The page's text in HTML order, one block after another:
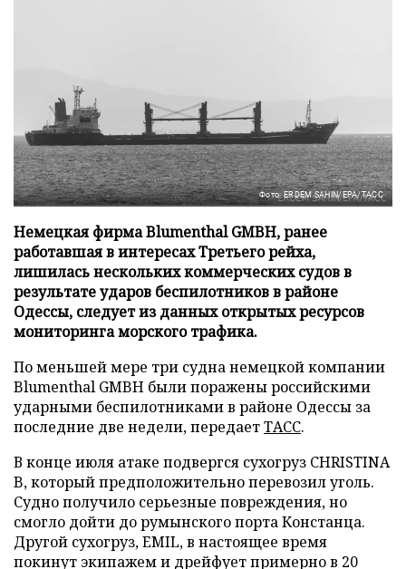
Фото: ERDEM SAHIN/EPA/ТАСС
Немецкая фирма Blumenthal GMBH, ранее
работавшая в интересах Третьего рейха,
лишилась нескольких коммерческих судов в
результате ударов беспилотников в районе
Одессы, следует из данных открытых ресурсов
мониторинга морского трафика.
По меньшей мере три судна немецкой компании
Blumenthal GMBH были поражены российскими
ударными беспилотниками в районе Одессы за
последние две недели, передаетТАСС.
В конце июля атаке подвергся сухогруз CHRISTINA
B, который предположительно перевозил уголь.
Судно получило серьезные повреждения, но
смогло дойти до румынского порта Констанца.
Другой сухогруз, EMIL, в настоящее время
покинут экипажем и дрейфует примерно в 20